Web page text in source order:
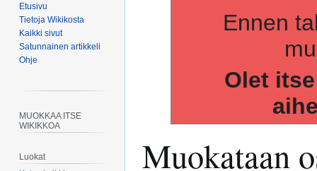
Ennen
Olet
Muokataan
Etusivu
Tietoja Wikikosta
Kaikki sivut
Satunnainen artikkeli
Ohje
MUOKKAA ITSE
WIKIKKOA
Luokat